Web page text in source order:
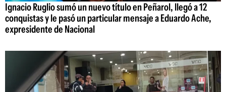
Ignacio Ruglio sumó un nuevo título en Peñarol, llegó a 12
conquistas y le pasó un particular mensaje a Eduardo Ache,
expresidente de Nacional